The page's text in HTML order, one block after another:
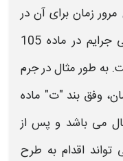
زمان برای آن در
نظر گرفته است و مرور زمان تمامی جرایم در ماده 105
به طور مثال درجرم
مرور زمان، وفق بند "ت" ماده
سال می باشد و پس از
اقدام به طرح